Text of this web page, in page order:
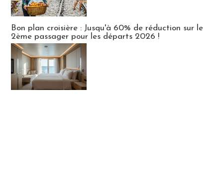
Bon plan croisière : Jusqu'à 60% de réduction sur le
2ème passager pour les départs 2026 !